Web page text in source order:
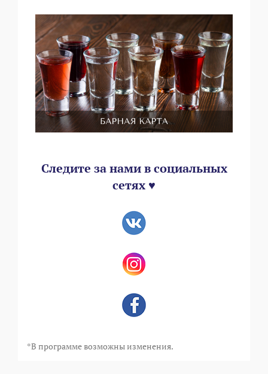
Следите за нами в социальных
сетях ♥
*В программе возможны изменения.